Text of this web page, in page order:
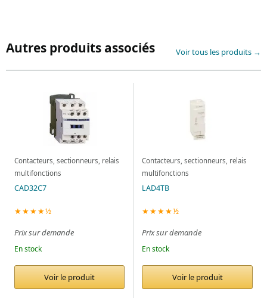
Autres produits associés Voir tous les produits →
Contacteurs, sectionneurs, relais
multifonctions
CAD32C7
★★★★½
Prix sur demande
En stock
Voir le produit
Contacteurs, sectionneurs, relais
multifonctions
LAD4TB
★★★★½
Prix sur demande
En stock
Voir le produit